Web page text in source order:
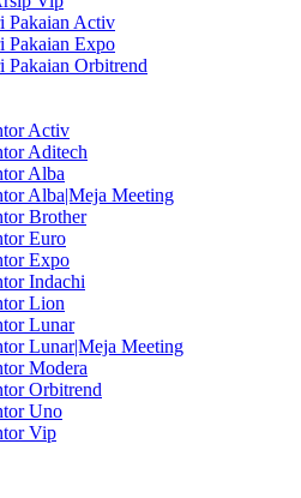
Pakaian Activ
Pakaian Expo
Pakaian Orbitrend
Activ
Aditech
Alba
Alba|Meja Meeting
Brother
Euro
Expo
Indachi
Lion
Lunar
Lunar|Meja Meeting
Modera
Orbitrend
Uno
Vip